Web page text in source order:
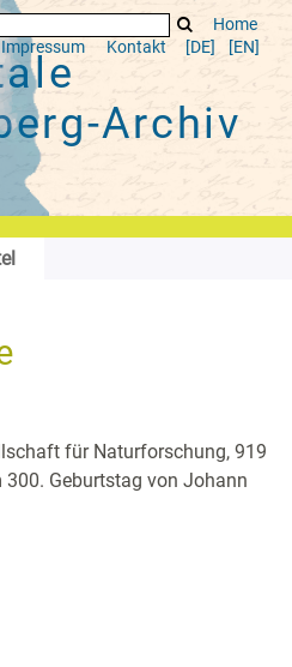
Home
Impressum
Kontakt [DE] [EN]
Archiv
für Naturforschung, 919
Geburtstag von Johann